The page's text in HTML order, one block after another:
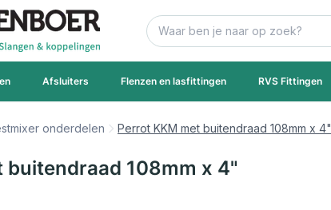
Zoek
Afsluiters Flenzen en lasfittingen RVS Fittingen
onderdelen Perrot KKM met buitendraad 108mm x 4"
buitendraad 108mm x 4"